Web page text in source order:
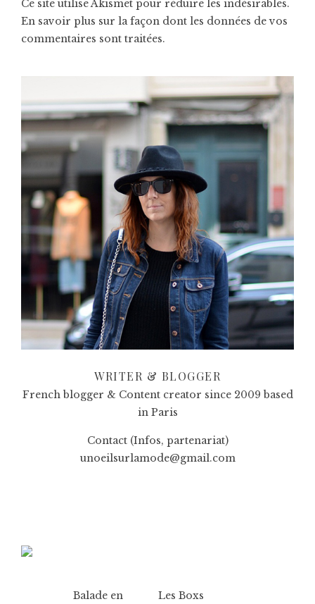
Ce site utilise Akismet pour réduire les indésirables.
En savoir plus sur la façon dont les données de vos
commentaires sont traitées.
WRITER & BLOGGER
French blogger & Content creator since 2009 based
in Paris
Contact (Infos, partenariat)
unoeilsurlamode@gmail.com
Balade en
Les Boxs